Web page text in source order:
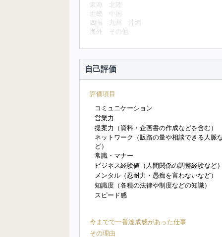
東海
北陸
近畿
中国
四国
九州
沖縄
海外
その他
自己評価
評価項目
コミュニケーション
営業力
提案力（資料・企画書の作成などを含む）
ネットワーク（販路の量や相談できる人脈
ど）
常識・マナー
ビジネス経験値（人間関係の調整経験など
メンタル（忍耐力・愚痴を言わないなど）
知識度（各種の法律や制度などの知識）
スピード感
今までで一番達成感があった仕事
その理由